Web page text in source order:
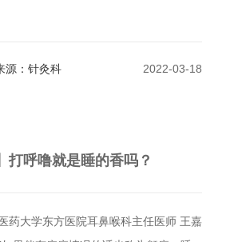
2022-03-18
源：针灸科
打呼噜就是睡的香吗？
药大学东方医院耳鼻喉科主任医师 王嘉